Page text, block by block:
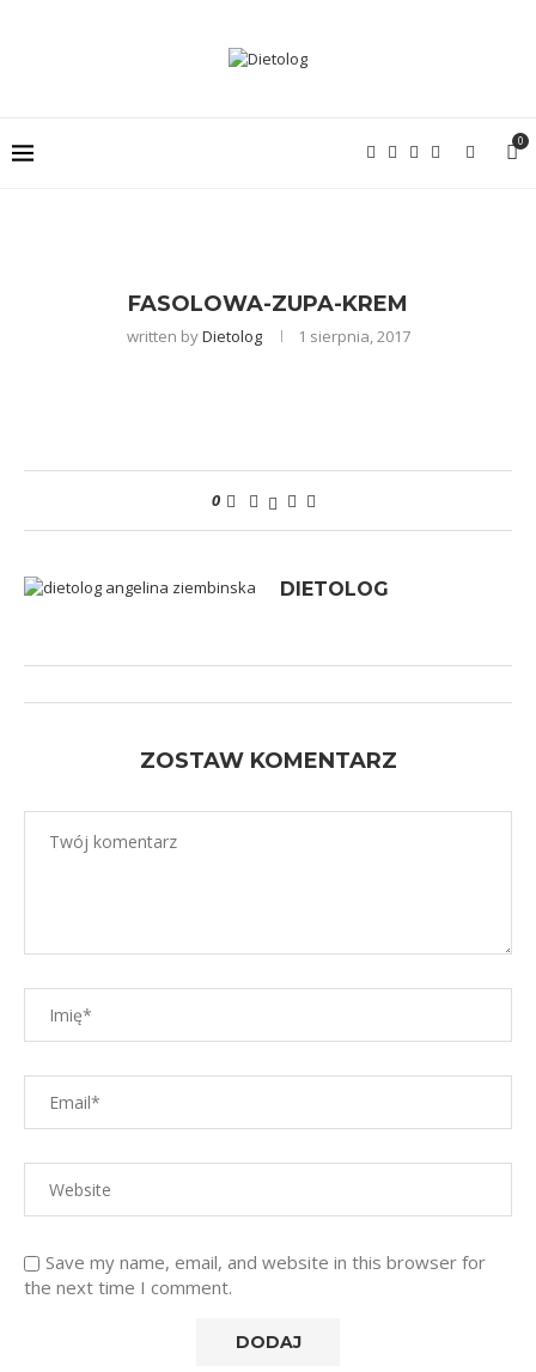
0
FASOLOWA-ZUPA-KREM
written byDietolog 1 sierpnia, 2017
0
DIETOLOG
ZOSTAW KOMENTARZ
Save my name, email, and website in this browser for
the next time I comment.